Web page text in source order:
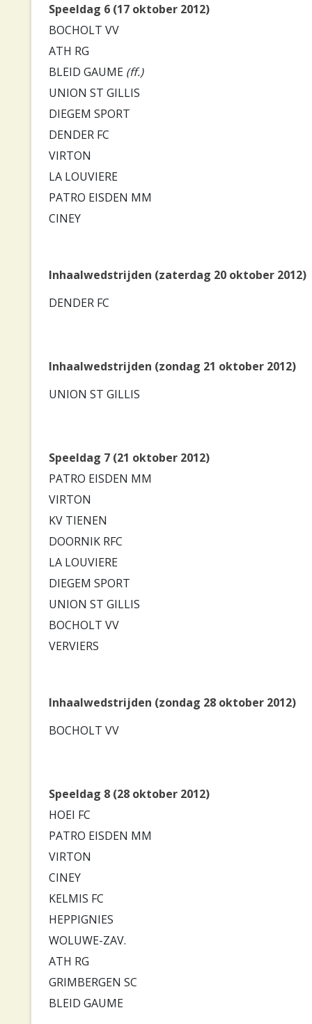
Speeldag 6 (17 oktober 2012)
BOCHOLT VV
ATH RG
BLEID GAUME (ff.)
UNION ST GILLIS
DIEGEM SPORT
DENDER FC
VIRTON
LA LOUVIERE
PATRO EISDEN MM
CINEY
Inhaalwedstrijden (zaterdag 20 oktober 2012)
DENDER FC
Inhaalwedstrijden (zondag 21 oktober 2012)
UNION ST GILLIS
Speeldag 7 (21 oktober 2012)
PATRO EISDEN MM
VIRTON
KV TIENEN
DOORNIK RFC
LA LOUVIERE
DIEGEM SPORT
UNION ST GILLIS
BOCHOLT VV
VERVIERS
Inhaalwedstrijden (zondag 28 oktober 2012)
BOCHOLT VV
Speeldag 8 (28 oktober 2012)
HOEI FC
PATRO EISDEN MM
VIRTON
CINEY
KELMIS FC
HEPPIGNIES
WOLUWE-ZAV.
ATH RG
GRIMBERGEN SC
BLEID GAUME